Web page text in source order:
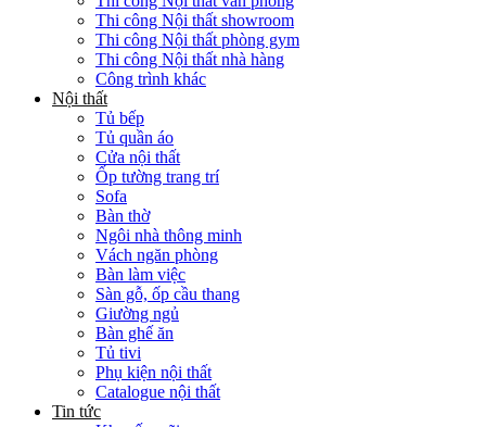
Thi công Nội thất showroom
Thi công Nội thất phòng gym
Thi công Nội thất nhà hàng
Công trình khác
Nội thất
Tủ bếp
Tủ quần áo
Cửa nội thất
Ốp tường trang trí
Sofa
Bàn thờ
Ngôi nhà thông minh
Vách ngăn phòng
Bàn làm việc
Sàn gỗ, ốp cầu thang
Giường ngủ
Bàn ghế ăn
Tủ tivi
Phụ kiện nội thất
Catalogue nội thất
Tin tức